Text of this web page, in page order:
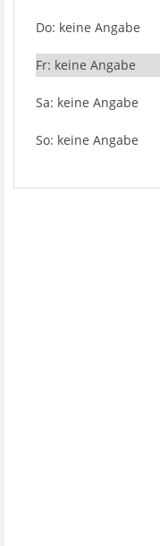
Do: keine Angabe
Fr: keine Angabe
Sa: keine Angabe
So: keine Angabe